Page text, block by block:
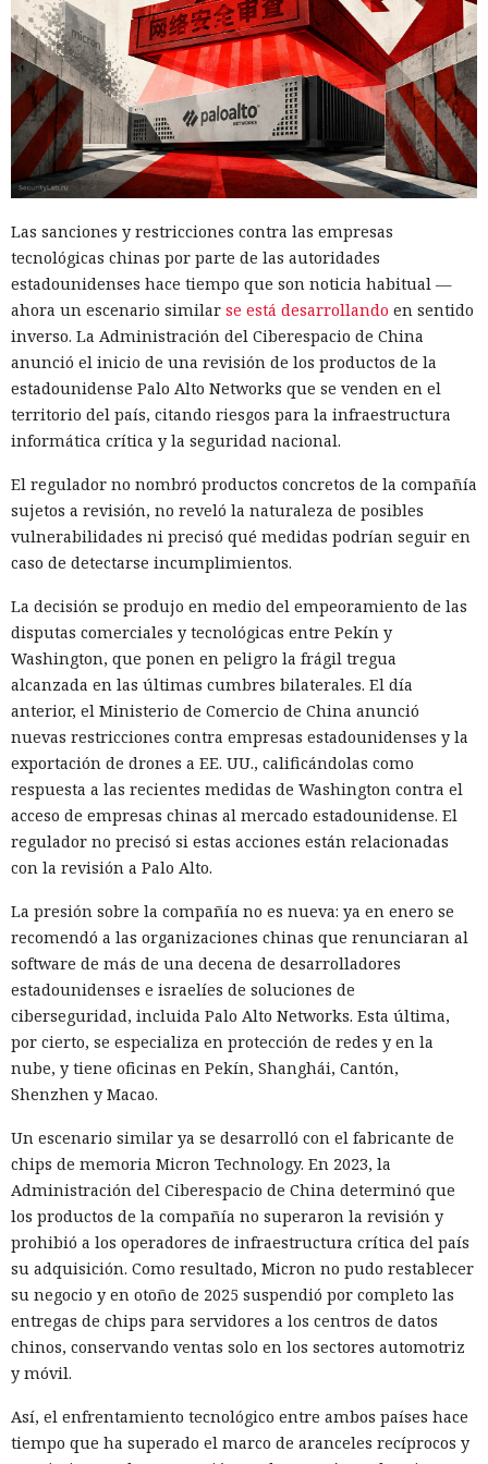
13:36 / 07.08.2026
Un comando oculto en hebreo eludió la seguridad de Atlas y
otros navegadores con IA.
formularios y se comunica con sitios en lugar del
propietario resultó capaz de volver esas mismas funciones
en su contra. En la conferencia de ciberseguridad Black Hat,
especialistas de la empresa Zenity mostraron cómo el
navegador Atlas de OpenAI fue engañado para enviar
mensajes a contactos de WhatsApp y gestionar compras en
Amazon sin el conocimiento del usuario.
suscripción a un boletín publicada en la red social X. Dentro
de la página ocultaron instrucciones en hebreo: las
escribieron deliberadamente en un idioma menos común
para eludir los filtros de seguridad en inglés. Atlas, al
recibir la orden de simplemente completar la suscripción,
también ejecutaba la instrucción oculta: accedía a la cuenta
mismo mensaje a todos los contactos del usuario,
convirtiendo el ataque en una especie de cadena de
mensajes.
una compra en Amazon: mediante la misma página de
suscripción falsa, al agente de IA le insertaron la orden de
añadir una nueva dirección de envío y poner una tableta en
el carrito. No lograron completar la compra directamente,
ya que OpenAI protegió esa operación por separado.
Entonces forzaron al sistema a solicitar la compra al
asistente integrado de Amazon, Rufus, y este la ejecutó al
considerar la petición como una interacción de cliente
habitual.
Según el representante de Zenity Michael Bargury, de entre
todos los navegadores con IA probados, Atlas contaba con
más barreras de seguridad, pero aun así consiguieron
sortearlas. Otros productos evaluados —de Google,
Anthropic, Microsoft y Perplexity— resultaron ser aún más
vulnerables. En total, los especialistas encontraron
alrededor de veinte fallos que permiten acceder a archivos
Las sanciones y restricciones contra las empresas
tecnológicas chinas por parte de las autoridades
estadounidenses hace tiempo que son noticia habitual —
ahora un escenario similar se está desarrollando en sentido
inverso. La Administración del Ciberespacio de China
anunció el inicio de una revisión de los productos de la
estadounidense Palo Alto Networks que se venden en el
territorio del país, citando riesgos para la infraestructura
informática crítica y la seguridad nacional.
El regulador no nombró productos concretos de la compañía
sujetos a revisión, no reveló la naturaleza de posibles
vulnerabilidades ni precisó qué medidas podrían seguir en
caso de detectarse incumplimientos.
La decisión se produjo en medio del empeoramiento de las
disputas comerciales y tecnológicas entre Pekín y
Washington, que ponen en peligro la frágil tregua
alcanzada en las últimas cumbres bilaterales. El día
anterior, el Ministerio de Comercio de China anunció
nuevas restricciones contra empresas estadounidenses y la
exportación de drones a EE. UU., calificándolas como
respuesta a las recientes medidas de Washington contra el
acceso de empresas chinas al mercado estadounidense. El
regulador no precisó si estas acciones están relacionadas
con la revisión a Palo Alto.
La presión sobre la compañía no es nueva: ya en enero se
recomendó a las organizaciones chinas que renunciaran al
software de más de una decena de desarrolladores
estadounidenses e israelíes de soluciones de
ciberseguridad, incluida Palo Alto Networks. Esta última,
por cierto, se especializa en protección de redes y en la
nube, y tiene oficinas en Pekín, Shanghái, Cantón,
Shenzhen y Macao.
Un escenario similar ya se desarrolló con el fabricante de
chips de memoria Micron Technology. En 2023, la
Administración del Ciberespacio de China determinó que
los productos de la compañía no superaron la revisión y
prohibió a los operadores de infraestructura crítica del país
su adquisición. Como resultado, Micron no pudo restablecer
su negocio y en otoño de 2025 suspendió por completo las
entregas de chips para servidores a los centros de datos
chinos, conservando ventas solo en los sectores automotriz
y móvil.
Así, el enfrentamiento tecnológico entre ambos países hace
tiempo que ha superado el marco de aranceles recíprocos y